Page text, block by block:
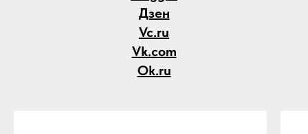
Дзен
Vc.ru
Vk.com
Ok.ru